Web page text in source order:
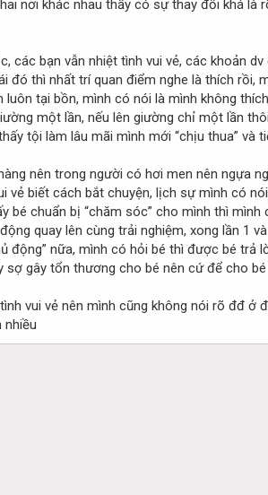
nơi khác nhau thấy có sự thay đổi khá
các bạn vẫn nhiệt tình vui vẻ, các khoản
đó thì nhất trí quan điểm nghe là thích rồi,
luôn tại bồn, mình có nói là mình không
một lần, nếu lên giường chỉ một lần
tội làm lâu mãi mình mới “chịu thua” và
nên trong người có hơi men nên ngựa
vẻ biết cách bắt chuyện, lịch sự mình có
bé chuẩn bị “chăm sóc” cho mình thì
quay lên cùng trải nghiệm, xong lần 1
động” nữa, mình có hỏi bé thì được bé
sợ gây tổn thương cho bé nên cứ để cho
vui vẻ nên mình cũng không nói rõ đđ
nhiều